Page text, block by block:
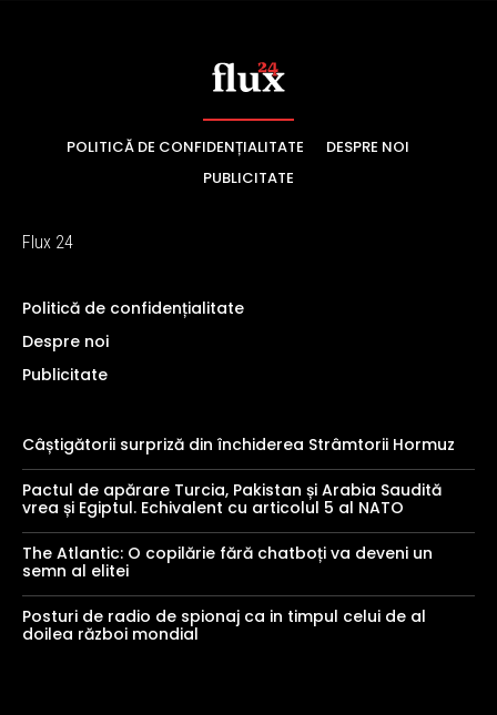
POLITICĂ DE CONFIDENȚIALITATE
DESPRE NOI
PUBLICITATE
Flux 24
Politică de confidențialitate
Despre noi
Publicitate
Câștigătorii surpriză din închiderea Strâmtorii Hormuz
Pactul de apărare Turcia, Pakistan și Arabia Saudită
vrea și Egiptul. Echivalent cu articolul 5 al NATO
The Atlantic: O copilărie fără chatboți va deveni un
semn al elitei
Posturi de radio de spionaj ca in timpul celui de al
doilea război mondial